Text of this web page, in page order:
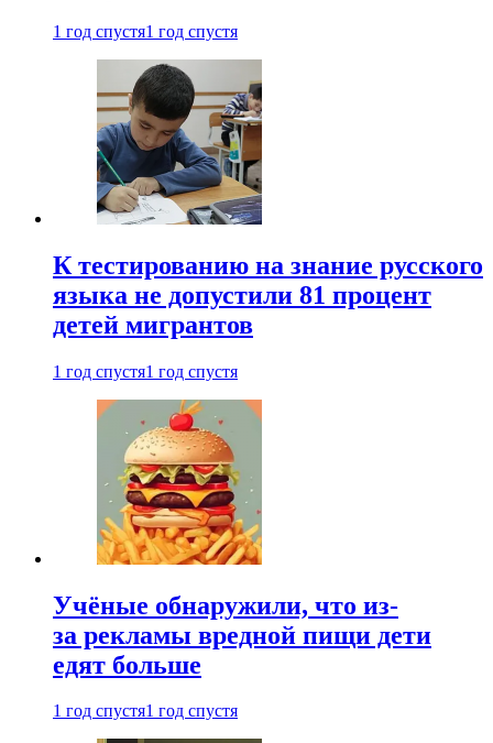
1 год спустя1 год спустя
К тестированию на знание русского
языка не допустили 81 процент
детей мигрантов
1 год спустя1 год спустя
Учёные обнаружили, что из-
за рекламы вредной пищи дети
едят больше
1 год спустя1 год спустя